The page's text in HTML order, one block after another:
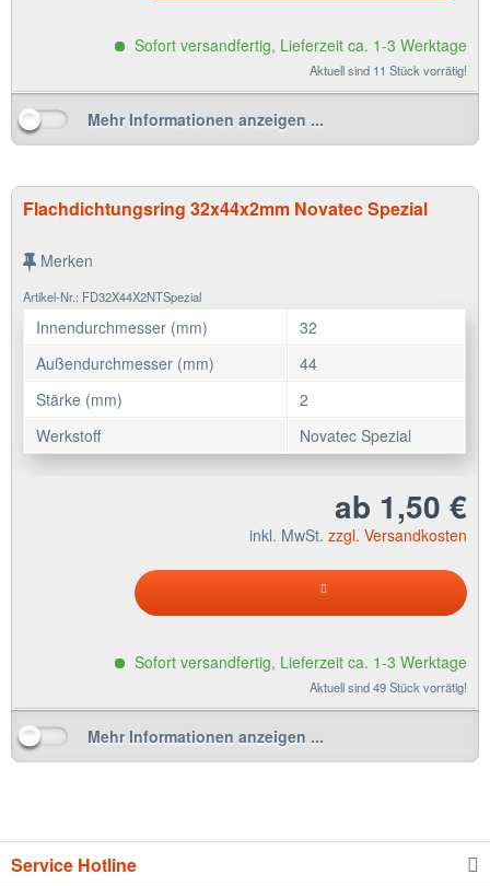
Sofort versandfertig, Lieferzeit ca. 1-3 Werktage
Aktuell sind 11 Stück vorrätig!
Mehr Informationen anzeigen ...
Flachdichtungsring 32x44x2mm Novatec Spezial
Merken
Artikel-Nr.: FD32X44X2NTSpezial
Innendurchmesser (mm)
32
Außendurchmesser (mm)
44
Stärke (mm)
2
Werkstoff
Novatec Spezial
ab 1,50 €
inkl. MwSt. zzgl. Versandkosten
Sofort versandfertig, Lieferzeit ca. 1-3 Werktage
Aktuell sind 49 Stück vorrätig!
Mehr Informationen anzeigen ...
Service Hotline